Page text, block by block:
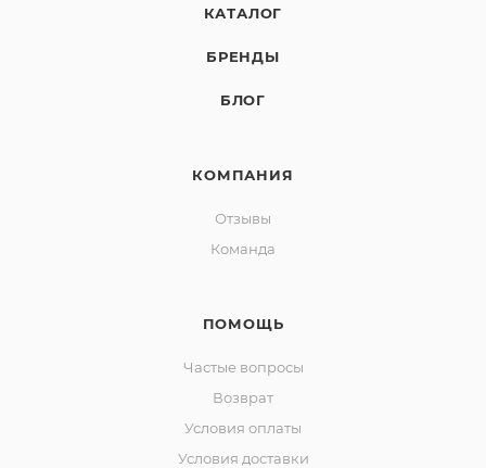
КАТАЛОГ
БРЕНДЫ
БЛОГ
КОМПАНИЯ
Отзывы
Команда
ПОМОЩЬ
Частые вопросы
Возврат
Условия оплаты
Условия доставки